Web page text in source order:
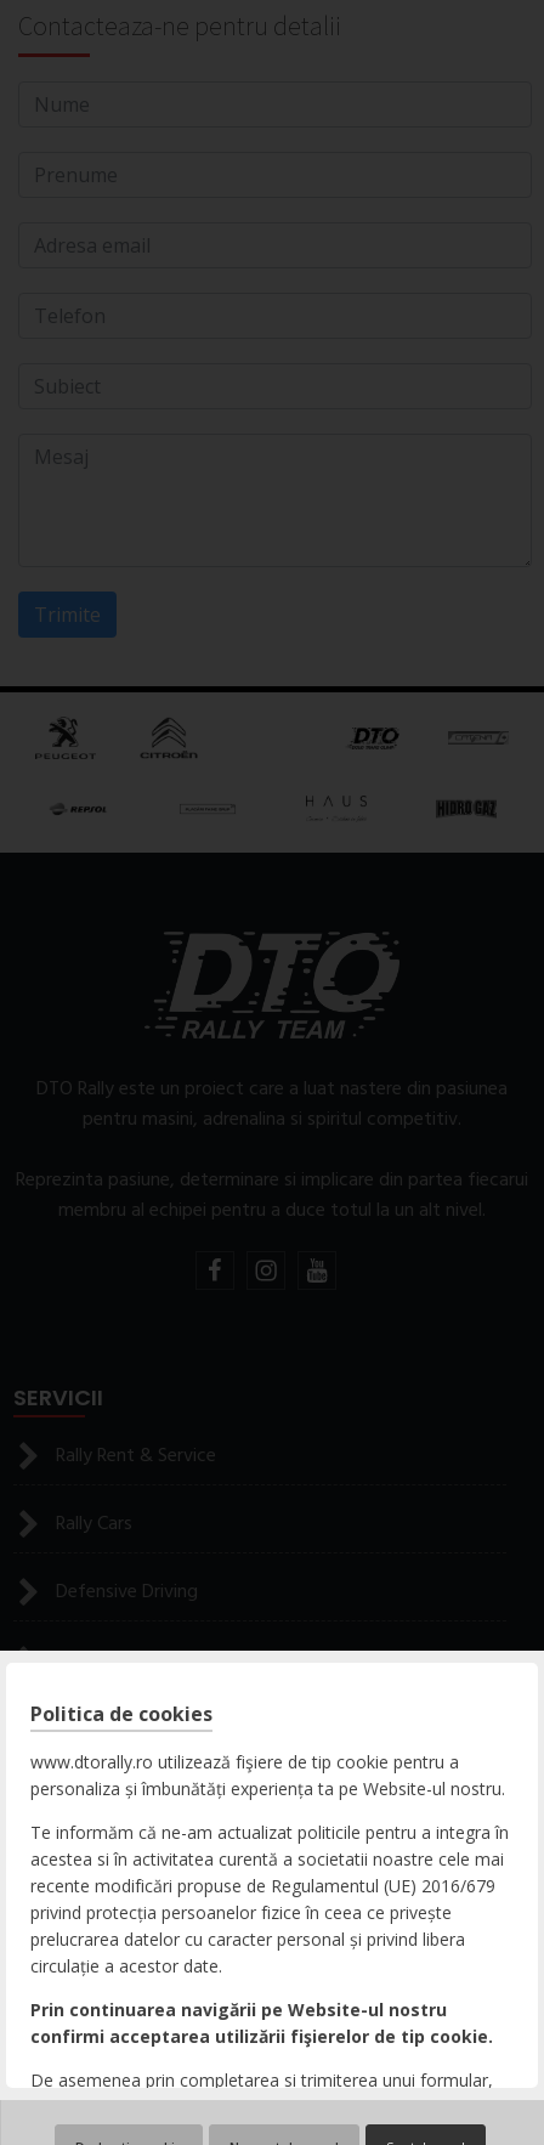
Contacteaza-ne pentru detalii
Trimite
DTO Rally este un proiect care a luat nastere din pasiunea
pentru masini, adrenalina si spiritul competitiv.
Reprezinta pasiune, determinare si implicare din partea fiecarui
membru al echipei pentru a duce totul la un alt nivel.
SERVICII
Rally Rent & Service
Rally Cars
Defensive Driving
Rally Experience
CONTACT
DN65b, Nr. 9, Zona Comercială Bradu, 117141
Pitești, Argeș, România
TELEFON
+40 248 207616
EMAIL
office@dtorally.ro
Politica de cookies
www.dtorally.ro utilizează fişiere de tip cookie pentru a
personaliza și îmbunătăți experiența ta pe Website-ul nostru.
Te informăm că ne-am actualizat politicile pentru a integra în
acestea si în activitatea curentă a societatii noastre cele mai
recente modificări propuse de Regulamentul (UE) 2016/679
privind protecția persoanelor fizice în ceea ce privește
prelucrarea datelor cu caracter personal și privind libera
circulație a acestor date.
Prin continuarea navigării pe Website-ul nostru
confirmi acceptarea utilizării fişierelor de tip cookie.
De asemenea prin completarea si trimiterea unui formular,
email sau a unei solicitari care contin date cu caracter
personal, confirmi ca esti de acord cu transmiterea acestora